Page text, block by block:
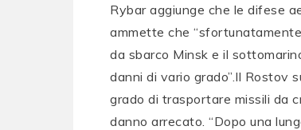
Rybar aggiunge che le difese
ammette che
da sbarco Minsk e il
danni di vario grado”.Il Rostov
grado di trasportare missili da
danno arrecato. “Dopo una